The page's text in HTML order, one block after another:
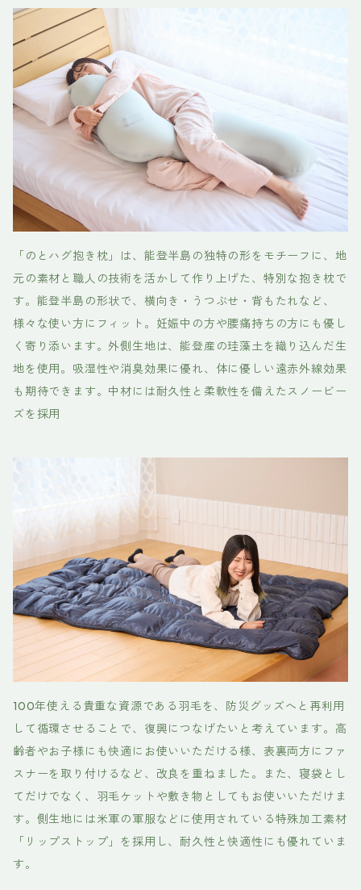
「のとハグ抱き枕」は、能登半島の独特の形をモチーフに、地
元の素材と職人の技術を活かして作り上げた、特別な抱き枕で
す。能登半島の形状で、横向き・うつぶせ・背もたれなど、
様々な使い方にフィット。妊娠中の方や腰痛持ちの方にも優し
く寄り添います。外側生地は、能登産の珪藻土を織り込んだ生
地を使用。吸湿性や消臭効果に優れ、体に優しい遠赤外線効果
も期待できます。中材には耐久性と柔軟性を備えたスノービー
ズを採用
100年使える貴重な資源である羽毛を、防災グッズへと再利用
して循環させることで、復興につなげたいと考えています。高
齢者やお子様にも快適にお使いいただける様、表裏両方にファ
スナーを取り付けるなど、改良を重ねました。また、寝袋とし
てだけでなく、羽毛ケットや敷き物としてもお使いいただけま
す。側生地には米軍の軍服などに使用されている特殊加工素材
「リップストップ」を採用し、耐久性と快適性にも優れていま
す。